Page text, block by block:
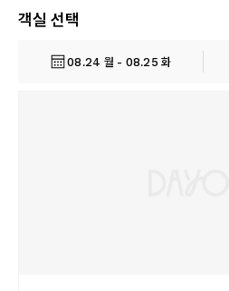
객실 선택
08.24 월 - 08.25 화